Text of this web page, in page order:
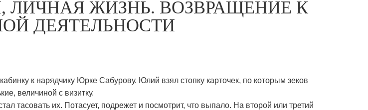
ЖИЗНЬ. ВОЗВРАЩЕНИЕ К
ДЕЯТЕЛЬНОСТИ
к нарядчику Юрке Сабурову. Юлий взял стопку карточек, по которым зеков
величиной с визитку.
тасовать их. Потасует, подрежет и посмотрит, что выпало. На второй или третий